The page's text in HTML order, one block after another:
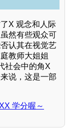
X 观念和人际
然有些观众可
认其在视觉艺
教师大姐姐
社会中的角X
说，这是一部
学分喔～